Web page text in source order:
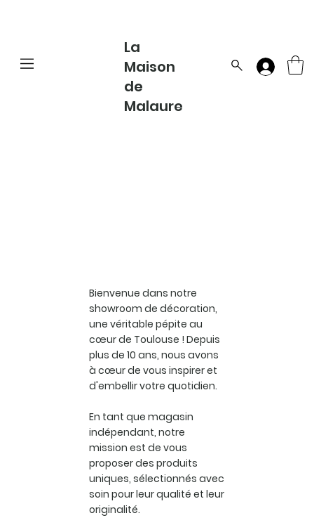
La
Maison
de
Malaure
Bienvenue dans notre
showroom de décoration,
une véritable pépite au
cœur de Toulouse ! Depuis
plus de 10 ans, nous avons
à cœur de vous inspirer et
d'embellir votre quotidien.
En tant que magasin
indépendant, notre
mission est de vous
proposer des produits
uniques, sélectionnés avec
soin pour leur qualité et leur
originalité.